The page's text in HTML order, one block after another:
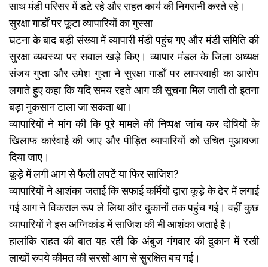
साथ मंडी परिसर में डटे रहे और राहत कार्य की निगरानी करते रहे।
सुरक्षा गार्डों पर फूटा व्यापारियों का गुस्सा
घटना के बाद बड़ी संख्या में व्यापारी मंडी पहुंच गए और मंडी समिति की
सुरक्षा व्यवस्था पर सवाल खड़े किए। व्यापार मंडल के जिला अध्यक्ष
संजय गुप्ता और उमेश गुप्ता ने सुरक्षा गार्डों पर लापरवाही का आरोप
लगाते हुए कहा कि यदि समय रहते आग की सूचना मिल जाती तो इतना
बड़ा नुकसान टाला जा सकता था।
व्यापारियों ने मांग की कि पूरे मामले की निष्पक्ष जांच कर दोषियों के
खिलाफ कार्रवाई की जाए और पीड़ित व्यापारियों को उचित मुआवजा
दिया जाए।
कूड़े में लगी आग से फैली लपटें या फिर साजिश?
व्यापारियों ने आशंका जताई कि सफाई कर्मियों द्वारा कूड़े के ढेर में लगाई
गई आग ने विकराल रूप ले लिया और दुकानों तक पहुंच गई। वहीं कुछ
व्यापारियों ने इस अग्निकांड में साजिश की भी आशंका जताई है।
हालांकि राहत की बात यह रही कि अंबुज गंगवार की दुकान में रखी
लाखों रुपये कीमत की सरसों आग से सुरक्षित बच गई।